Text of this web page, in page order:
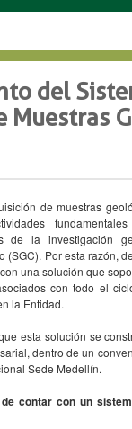
del
Muestras
de muestras
fundamentales
de la investigación
(SGC). Por esta razón,
una solución que
con todo el
la Entidad.
esta solución se
dentro de un
Sede Medellín.
contar con un